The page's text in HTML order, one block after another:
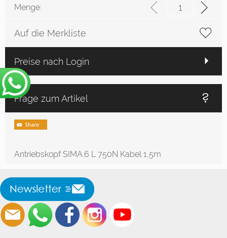
Menge:
Auf die Merkliste
Preise nach Login
Frage zum Artikel
Antriebskopf SIMA.6 L 750N Kabel 1,5m